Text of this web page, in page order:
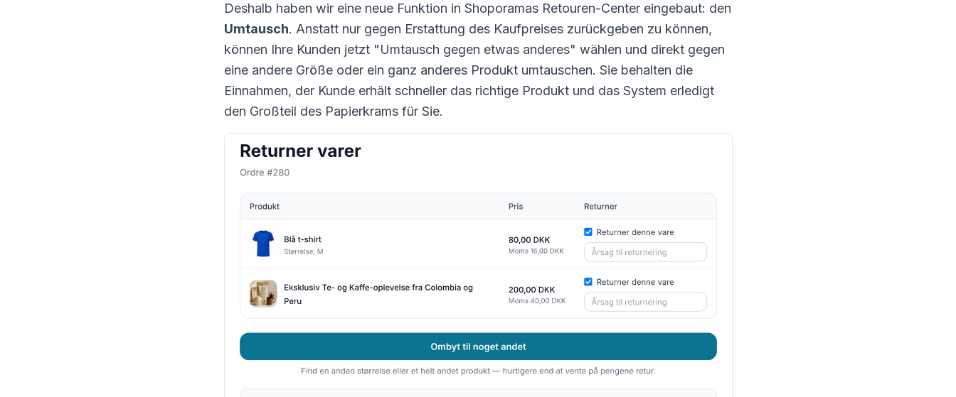
Deshalb haben wir eine neue Funktion in Shoporamas Retouren-Center eingebaut: den
Umtausch. Anstatt nur gegen Erstattung des Kaufpreises zurückgeben zu können,
können Ihre Kunden jetzt "Umtausch gegen etwas anderes" wählen und direkt gegen
eine andere Größe oder ein ganz anderes Produkt umtauschen. Sie behalten die
Einnahmen, der Kunde erhält schneller das richtige Produkt und das System erledigt
den Großteil des Papierkrams für Sie.